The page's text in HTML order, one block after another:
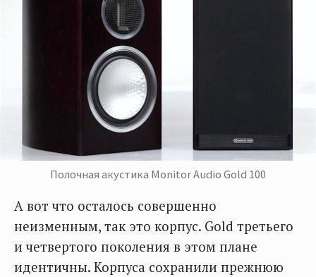
Полочная акустика Monitor Audio Gold 100
А вот что осталось совершенно
неизменным, так это корпус. Gold третьего
и четвертого поколения в этом плане
идентичны. Корпуса сохранили прежнюю